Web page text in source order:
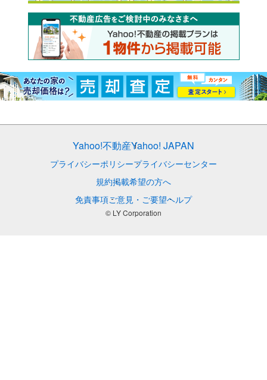
Yahoo!不動産Yahoo! JAPAN
プライバシーポリシープライバシーセンター
規約掲載希望の方へ
免責事項ご意見・ご要望ヘルプ
© LY Corporation